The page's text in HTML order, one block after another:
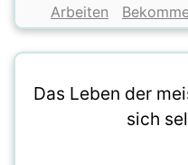
Arbeiten
Das Leben der
sich